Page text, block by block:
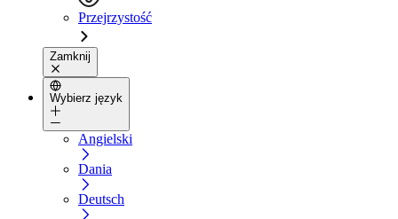
Przejrzystość
Zamknij
Wybierz język
Angielski
Dania
Deutsch